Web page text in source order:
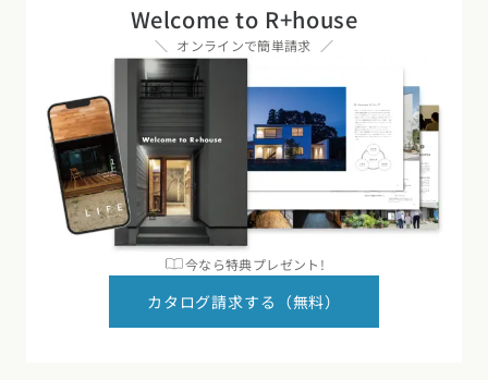
Welcome to R+house
オンラインで簡単請求
今なら特典プレゼント!
カタログ請求する（無料）